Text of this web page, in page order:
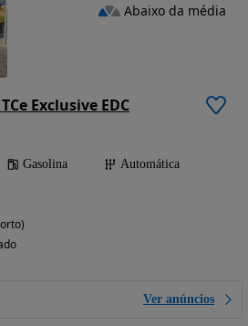
Exclusive EDC
Gasolina
Automática
Ver anúncios
Abaixo da média